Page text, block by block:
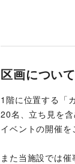
区画について
1階に位置する「
20名、立ち見を
イベントの開催を
また当施設では